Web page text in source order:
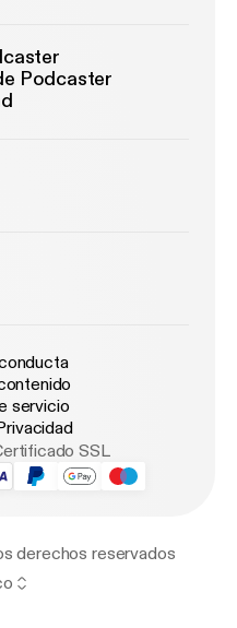
Podcaster
servicio
SSL
derechos reservados